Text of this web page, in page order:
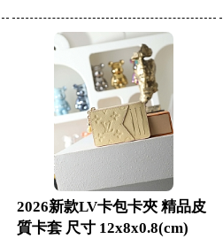
2026新款LV卡包卡夾 精品皮
質卡套 尺寸 12x8x0.8(cm)